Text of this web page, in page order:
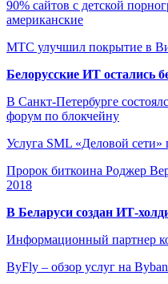
90% сайтов с детской
американские
МТС улучшил покрытие в
Белорусские ИТ остались
В Санкт-Петербурге
форум по блокчейну
Услуга SML «Деловой сети»
Пророк биткоина Роджер
2018
В Беларуси создан ИТ-
Информационный партнер
ByFly – обзор услуг на